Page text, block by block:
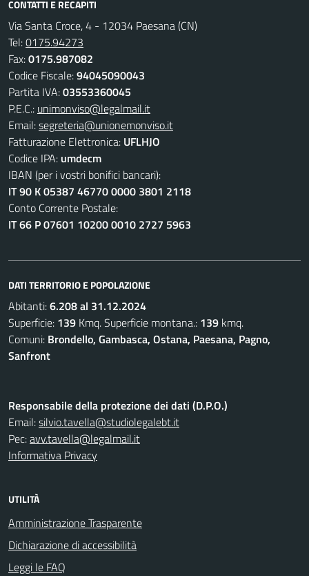
CONTATTI E RECAPITI
Via Santa Croce, 4 - 12034 Paesana (CN)
Tel:0175.94273
Fax:0175.987082
Codice Fiscale:94045090043
Partita IVA:03553360045
P.E.C.: unimonviso@legalmail.it
Email:segreteria@unionemonviso.it
Fatturazione Elettronica: UFLHJO
Codice IPA: umdecm
IBAN (per i vostri bonifici bancari):
IT 90 K 05387 46770 0000 3801 2118
Conto Corrente Postale:
IT 66 P 07601 10200 0010 2727 5963
DATI TERRITORIO E POPOLAZIONE
Abitanti:6.208 al 31.12.2024
Superficie: 139 Kmq. Superficie montana.: 139 kmq.
Comuni: Brondello, Gambasca, Ostana, Paesana, Pagno,
Sanfront
Responsabile della protezione dei dati (D.P.O.)
Email:silvio.tavella@studiolegalebt.it
Pec:avv.tavella@legalmail.it
Informativa Privacy
UTILITÀ
Amministrazione Trasparente
Dichiarazione di accessibilità
Leggi le FAQ